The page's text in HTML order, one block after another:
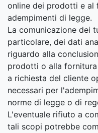
online dei prodotti e al
adempimenti di legge.
La comunicazione dei
particolare, dei dati
riguardo alla
prodotti o alla
a richiesta del cliente
necessari per
norme di legge o di
L'eventuale rifiuto a
tali scopi potrebbe